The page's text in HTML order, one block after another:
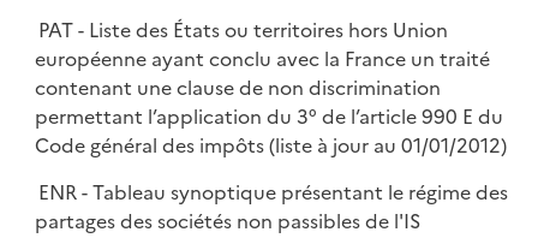
PAT - Liste des États ou territoires hors Union
européenne ayant conclu avec la France un traité
contenant une clause de non discrimination
permettant l’application du 3° de l’article 990 E du
Code général des impôts (liste à jour au 01/01/2012)
ENR - Tableau synoptique présentant le régime des
partages des sociétés non passibles de l'IS